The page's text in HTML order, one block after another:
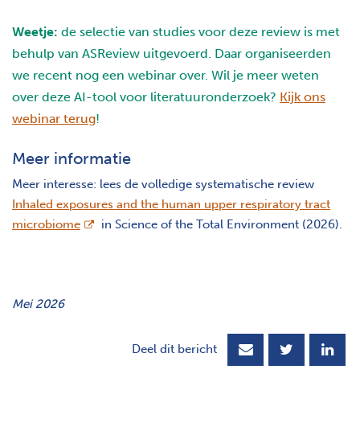
Weetje: de selectie van studies voor deze review is met
behulp van ASReview uitgevoerd. Daar organiseerden
we recent nog een webinar over. Wil je meer weten
over deze AI-tool voor literatuuronderzoek? Kijk ons
webinar terug!
Meer informatie
Meer interesse: lees de volledige systematische review
Inhaled exposures and the human upper respiratory tract
microbiomeopent nieuw scherm
in Science of the Total Environment (2026).
Mei 2026
Deel dit bericht